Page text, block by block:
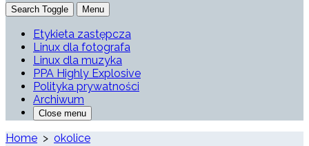
Search Toggle Menu
Etykieta zastępcza
Linux dla fotografa
Linux dla muzyka
PPA Highly Explosive
Polityka prywatności
Archiwum
Close menu
Home > okolice